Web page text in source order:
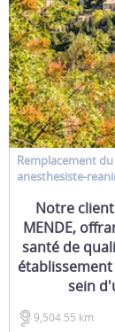
Remplacement
anesthesiste-
Notre
MENDE,
santé de
sein
9,504.55 km